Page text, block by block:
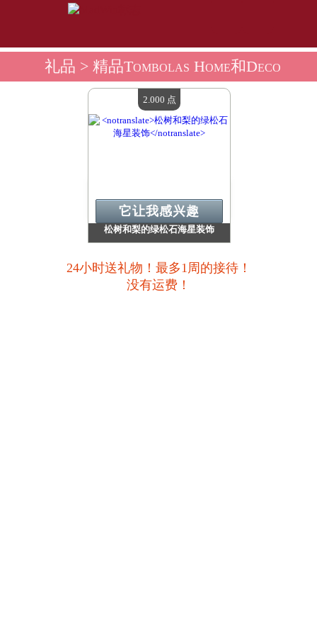
礼品 > 精品Tombolas Home和Deco
松树和梨的绿松石海星装饰
现有数量： 1
结束日期：09/08/2026 23:59:59
它让我感兴趣
2.000 点
24小时送礼物！最多1周的接待！
没有运费！